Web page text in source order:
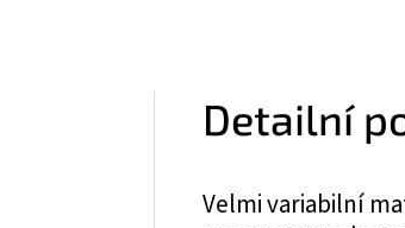
Detailní
Velmi variabilní